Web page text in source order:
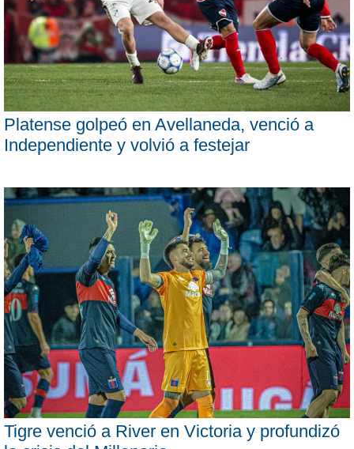
Platense golpeó en Avellaneda, venció a
Independiente y volvió a festejar
Tigre venció a River en Victoria y profundizó